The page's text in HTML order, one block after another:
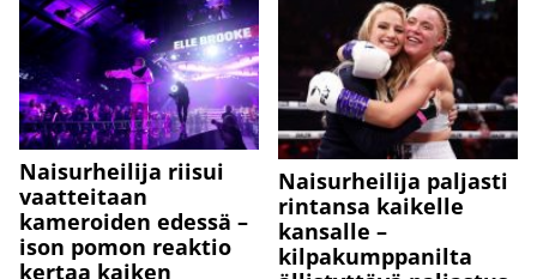
Naisurheilija riisui
vaatteitaan
kameroiden edessä –
ison pomon reaktio
kertaa kaiken
Naisurheilija paljasti
rintansa kaikelle
kansalle –
kilpakumppanilta